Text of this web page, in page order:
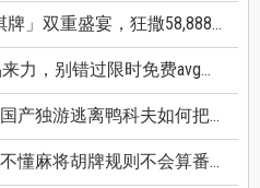
重盛宴，狂撒58,888巨额红利
限时免费avg成人游戏和免费插画集
离鸭科夫如何把搜打撤玩出新高度
麻将胡牌规则不会算番也能玩